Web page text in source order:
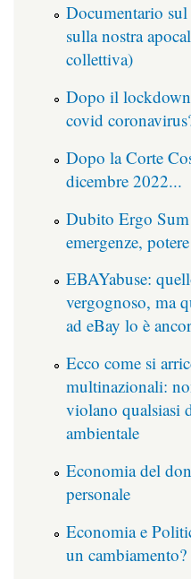
Documentario
sulla nostra
collettiva)
Dopo il
covid
Dopo la Corte
dicembre 2022...
Dubito Ergo
emergenze,
EBAYabuse:
vergognoso, ma
ad eBay lo è
Ecco come si
multinazionali:
violano qualsiasi
ambientale
Economia del
personale
Economia e
un cambiamento?